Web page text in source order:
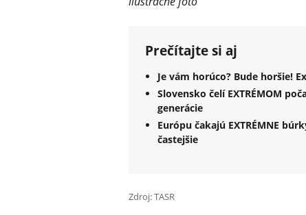
Prečítajte si aj
Je vám horúco? Bude horšie!
Slovensko čelí EXTRÉMOM
generácie
Európu čakajú EXTRÉMNE
častejšie
Zdroj: TASR